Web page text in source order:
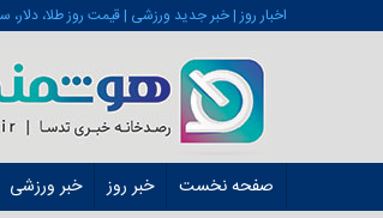
اخبار روز | خبر جدید ورزشی | قیمت روز طلا، دلار،
صفحه نخست خبر روز خبر ورزشی